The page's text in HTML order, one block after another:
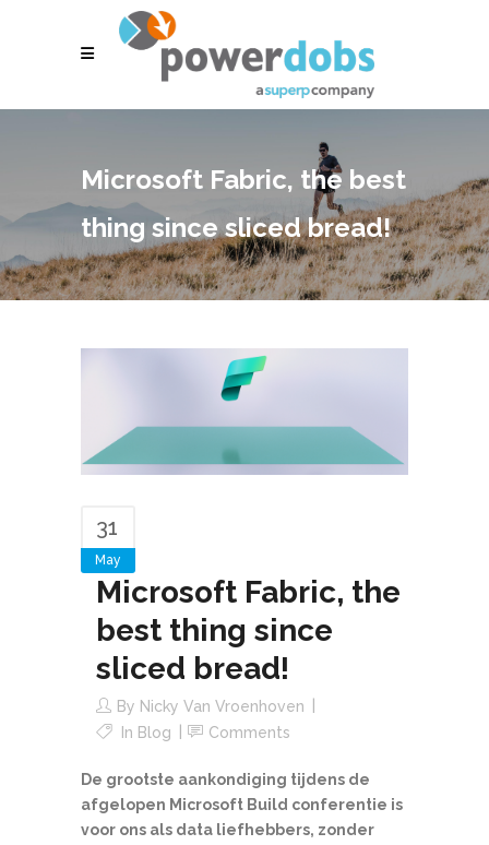
Microsoft Fabric, the best
thing since sliced bread!
31
May
Microsoft Fabric, the
best thing since
sliced bread!
By Nicky Van Vroenhoven
In Blog Comments
De grootste aankondiging tijdens de
afgelopen Microsoft Build conferentie is
voor ons als data liefhebbers, zonder